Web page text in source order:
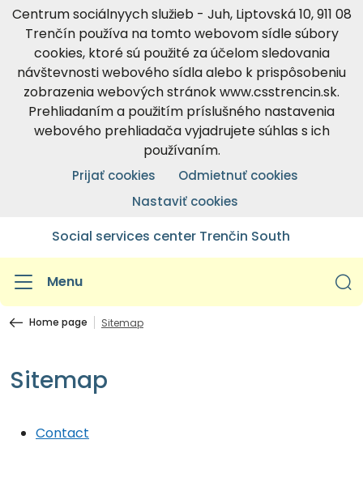
Centrum sociálnyych služieb - Juh, Liptovská 10, 911 08
Trenčín používa na tomto webovom sídle súbory
cookies, ktoré sú použité za účelom sledovania
návštevnosti webového sídla alebo k prispôsobeniu
zobrazenia webových stránok www.csstrencin.sk.
Prehliadaním a použitím príslušného nastavenia
webového prehliadača vyjadrujete súhlas s ich
používaním.
Prijať cookies
Odmietnuť cookies
Nastaviť cookies
Social services center Trenčin South
Menu
Home page Sitemap
Sitemap
Contact